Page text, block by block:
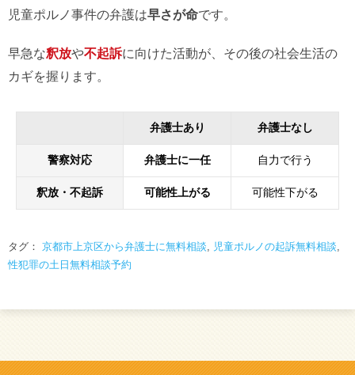
児童ポルノ事件の弁護は早さが命です。
早急な釈放や不起訴に向けた活動が、その後の社会生活の
カギを握ります。
弁護士あり 弁護士なし
警察対応 弁護士に一任 自力で行う
釈放・不起訴 可能性上がる 可能性下がる
タグ： 京都市上京区から弁護士に無料相談, 児童ポルノの起訴無料相談,
性犯罪の土日無料相談予約